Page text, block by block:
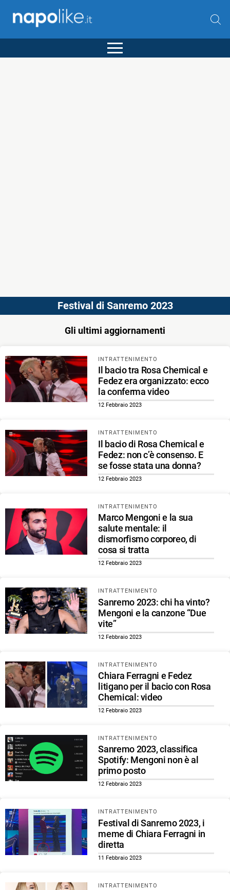
Festival di Sanremo 2023
Gli ultimi aggiornamenti
INTRATTENIMENTO
Il bacio tra Rosa Chemical e
Fedez era organizzato: ecco
la conferma video
12 Febbraio 2023
INTRATTENIMENTO
Il bacio di Rosa Chemical e
Fedez: non c’è consenso. E
se fosse stata una donna?
12 Febbraio 2023
INTRATTENIMENTO
Marco Mengoni e la sua
salute mentale: il
dismorfismo corporeo, di
cosa si tratta
12 Febbraio 2023
INTRATTENIMENTO
Sanremo 2023: chi ha vinto?
Mengoni e la canzone “Due
vite”
12 Febbraio 2023
INTRATTENIMENTO
Chiara Ferragni e Fedez
litigano per il bacio con Rosa
Chemical: video
12 Febbraio 2023
INTRATTENIMENTO
Sanremo 2023, classifica
Spotify: Mengoni non è al
primo posto
12 Febbraio 2023
INTRATTENIMENTO
Festival di Sanremo 2023, i
meme di Chiara Ferragni in
diretta
11 Febbraio 2023
INTRATTENIMENTO